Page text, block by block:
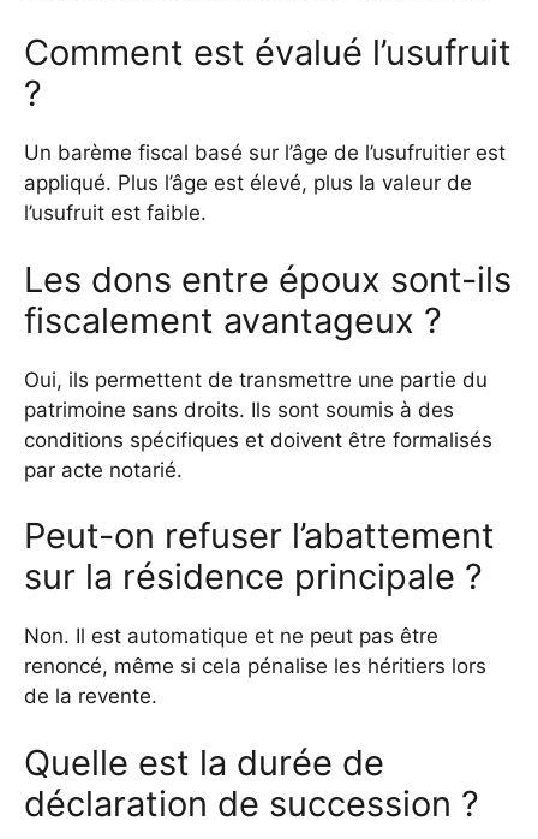
Comment est évalué l’usufruit
?
Un barème fiscal basé sur l’âge de l’usufruitier est
appliqué. Plus l’âge est élevé, plus la valeur de
l’usufruit est faible.
Les dons entre époux sont-ils
fiscalement avantageux ?
Oui, ils permettent de transmettre une partie du
patrimoine sans droits. Ils sont soumis à des
conditions spécifiques et doivent être formalisés
par acte notarié.
Peut-on refuser l’abattement
sur la résidence principale ?
Non. Il est automatique et ne peut pas être
renoncé, même si cela pénalise les héritiers lors
de la revente.
Quelle est la durée de
déclaration de succession ?